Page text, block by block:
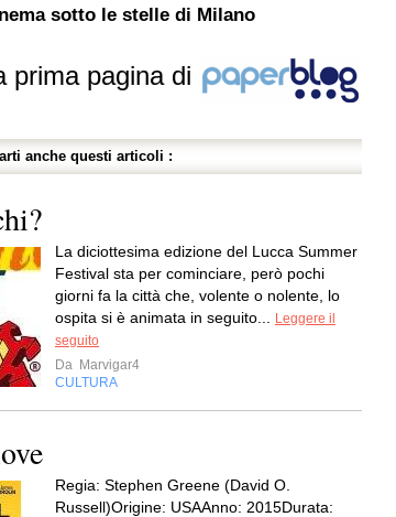
sotto le stelle di Milano
prima pagina di
anche questi articoli :
La diciottesima edizione del Lucca Summer
Festival sta per cominciare, però pochi
giorni fa la città che, volente o nolente, lo
ospita si è animata in seguito...
Leggere il
seguito
Da Marvigar4
CULTURA
Regia: Stephen Greene (David O.
Russell)Origine: USAAnno: 2015Durata: